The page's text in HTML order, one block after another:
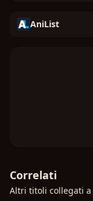
AniList
Correlati
Altri titoli collegati a